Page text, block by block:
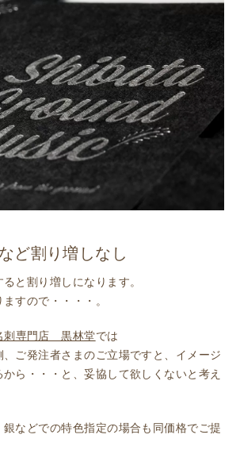
ど割り増しなし
と割り増しになります。
すので・・・・。
刺専門店 黒林堂では
ご発注者さまのご立場ですと、イメージ
ら・・・と、妥協して欲しくないと考え
などでの特色指定の場合も同価格でご提